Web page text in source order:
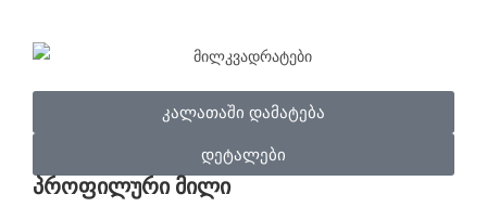
კალათაში დამატება
დეტალები
პროფილური მილი